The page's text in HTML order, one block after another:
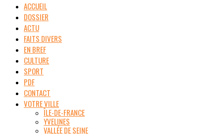
ACCUEIL
DOSSIER
ACTU
FAITS DIVERS
EN BREF
CULTURE
SPORT
PDF
CONTACT
VOTRE VILLE
ÎLE-DE-FRANCE
YVELINES
VALLÉE DE SEINE